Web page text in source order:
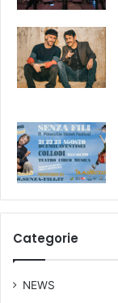
Categorie
NEWS